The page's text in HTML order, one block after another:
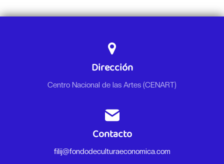
Dirección
Centro Nacional de las Artes (CENART)
Contacto
filij@fondodeculturaeconomica.com